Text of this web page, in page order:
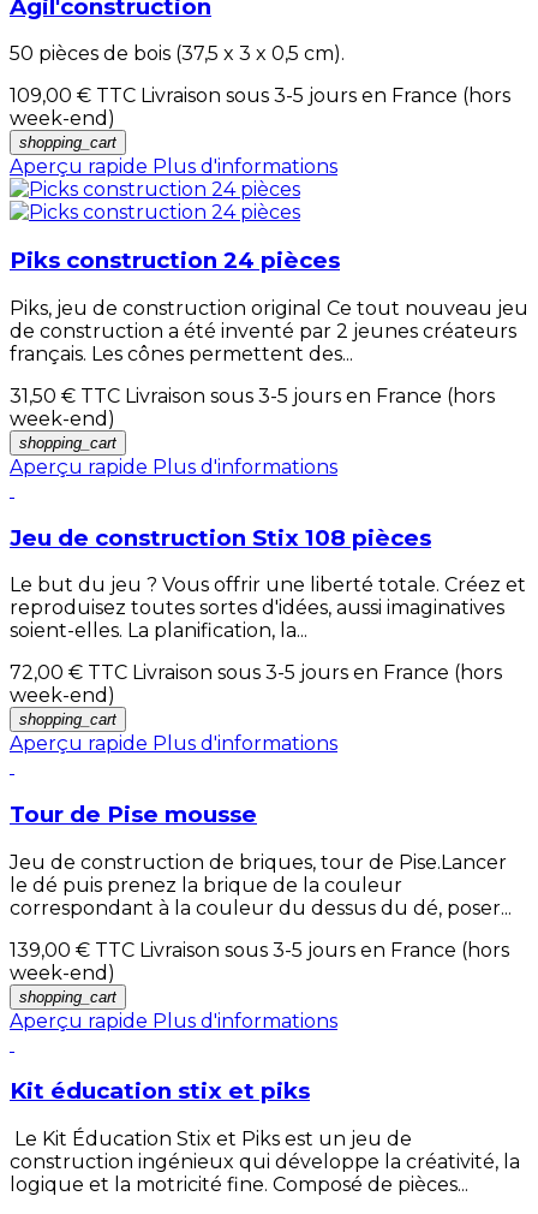
Agil'construction
50 pièces de bois (37,5 x 3 x 0,5 cm).
109,00 € TTC Livraison sous 3-5 jours en France (hors
week-end)
shopping_cart
Aperçu rapide Plus d'informations
Piks construction 24 pièces
Piks, jeu de construction original Ce tout nouveau jeu
de construction a été inventé par 2 jeunes créateurs
français. Les cônes permettent des...
31,50 € TTC Livraison sous 3-5 jours en France (hors
week-end)
shopping_cart
Aperçu rapide Plus d'informations
Jeu de construction Stix 108 pièces
Le but du jeu ? Vous offrir une liberté totale. Créez et
reproduisez toutes sortes d'idées, aussi imaginatives
soient-elles. La planification, la...
72,00 € TTC Livraison sous 3-5 jours en France (hors
week-end)
shopping_cart
Aperçu rapide Plus d'informations
Tour de Pise mousse
Jeu de construction de briques, tour de Pise.Lancer
le dé puis prenez la brique de la couleur
correspondant à la couleur du dessus du dé, poser...
139,00 € TTC Livraison sous 3-5 jours en France (hors
week-end)
shopping_cart
Aperçu rapide Plus d'informations
Kit éducation stix et piks
Le Kit Éducation Stix et Piks est un jeu de
construction ingénieux qui développe la créativité, la
logique et la motricité fine. Composé de pièces...